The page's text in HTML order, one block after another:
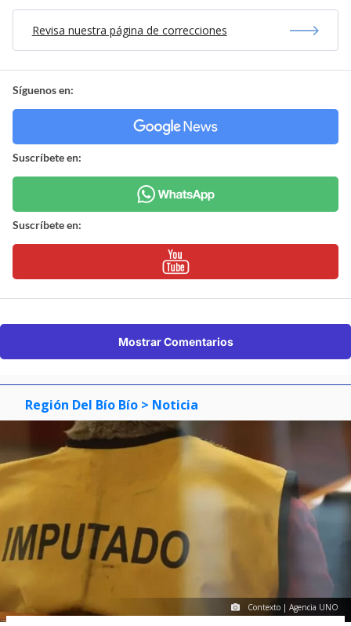
Revisa nuestra página de correcciones
Síguenos en:
Suscríbete en:
Suscríbete en:
Mostrar Comentarios
Región Del Bío Bío > Noticia
Contexto | Agencia UNO